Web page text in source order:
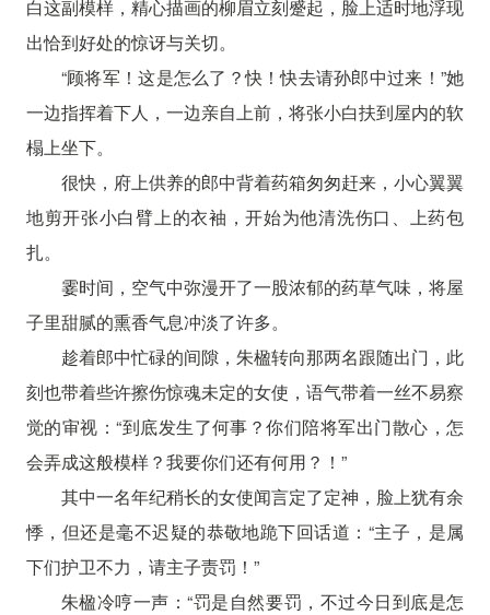
白这副模样，精心描画的柳眉立刻蹙起，脸上适时地浮现
出恰到好处的惊讶与关切。
“顾将军！这是怎么了？快！快去请孙郎中过来！”她
一边指挥着下人，一边亲自上前，将张小白扶到屋内的软
榻上坐下。
很快，府上供养的郎中背着药箱匆匆赶来，小心翼翼
地剪开张小白臂上的衣袖，开始为他清洗伤口、上药包
扎。
霎时间，空气中弥漫开了一股浓郁的药草气味，将屋
子里甜腻的熏香气息冲淡了许多。
趁着郎中忙碌的间隙，朱楹转向那两名跟随出门，此
刻也带着些许擦伤惊魂未定的女使，语气带着一丝不易察
觉的审视：“到底发生了何事？你们陪将军出门散心，怎
会弄成这般模样？我要你们还有何用？！”
其中一名年纪稍长的女使闻言定了定神，脸上犹有余
悸，但还是毫不迟疑的恭敬地跪下回话道：“主子，是属
下们护卫不力，请主子责罚！”
朱楹冷哼一声：“罚是自然要罚，不过今日到底是怎